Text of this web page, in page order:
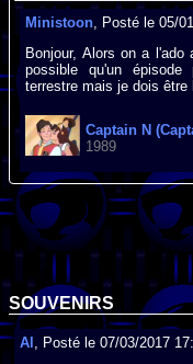
Ministoon , Posté le 05/
Bonjour, Alors on a
possible qu'un
terrestre mais je dois être
Captain N
1989
SOUVENIRS
Al , Posté le 07/03/2017